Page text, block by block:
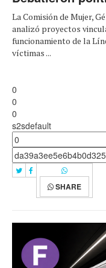
La Comisión de Mujer,
analizó proyectos
funcionamiento de la
víctimas ...
0
0
0
s2sdefault
SHARE